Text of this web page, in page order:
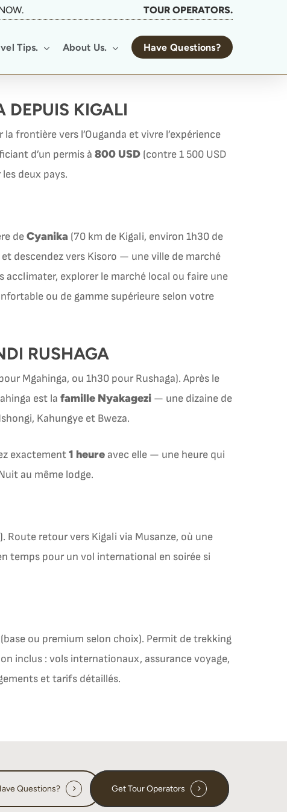
TOUR OPERATORS.
Tips. About Us. Have Questions?
DEPUIS KIGALI
frontière vers l’Ouganda et vivre l’expérience
d’un permis à 800 USD (contre 1 500 USD
deux pays.
deCyanika (70 km de Kigali, environ 1h30 de
descendez vers Kisoro — une ville de marché
acclimater, explorer le marché local ou faire une
ou de gamme supérieure selon votre
RUSHAGA
Mgahinga, ou 1h30 pour Rushaga). Après le
est la famille Nyakagezi — une dizaine de
Kahungye et Bweza.
exactement1 heure avec elle — une heure qui
au même lodge.
Route retour vers Kigali via Musanze, où une
temps pour un vol international en soirée si
ou premium selon choix). Permit de trekking
inclus : vols internationaux, assurance voyage,
et tarifs détaillés.
Questions? Get Tour Operators